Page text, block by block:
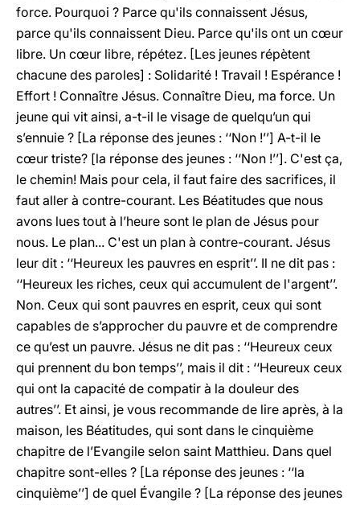
force. Pourquoi ? Parce qu'ils connaissent Jésus,
parce qu'ils connaissent Dieu. Parce qu'ils ont un cœur
libre. Un cœur libre, répétez. [Les jeunes répètent
chacune des paroles] : Solidarité ! Travail ! Espérance !
Effort ! Connaître Jésus. Connaître Dieu, ma force. Un
jeune qui vit ainsi, a-t-il le visage de quelqu’un qui
s’ennuie ? [La réponse des jeunes : ‘‘Non !’’] A-t-il le
cœur triste? [la réponse des jeunes : ‘‘Non !’’]. C'est ça,
le chemin! Mais pour cela, il faut faire des sacrifices, il
faut aller à contre-courant. Les Béatitudes que nous
avons lues tout à l’heure sont le plan de Jésus pour
nous. Le plan... C'est un plan à contre-courant. Jésus
leur dit : ‘‘Heureux les pauvres en esprit’’. Il ne dit pas :
‘‘Heureux les riches, ceux qui accumulent de l'argent’’.
Non. Ceux qui sont pauvres en esprit, ceux qui sont
capables de s’approcher du pauvre et de comprendre
ce qu’est un pauvre. Jésus ne dit pas : ‘‘Heureux ceux
qui prennent du bon temps’’, mais il dit : ‘‘Heureux ceux
qui ont la capacité de compatir à la douleur des
autres’’. Et ainsi, je vous recommande de lire après, à la
maison, les Béatitudes, qui sont dans le cinquième
chapitre de l’Evangile selon saint Matthieu. Dans quel
chapitre sont-elles ? [La réponse des jeunes : ‘‘la
cinquième’’] de quel Évangile ? [La réponse des jeunes